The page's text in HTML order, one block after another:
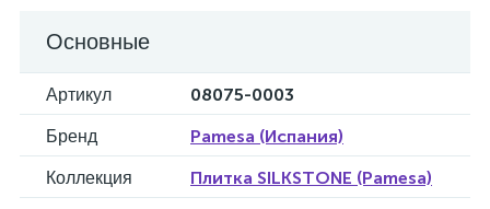
Основные
Артикул 08075-0003
Бренд Pamesa (Испания)
Коллекция Плитка SILKSTONE (Pamesa)